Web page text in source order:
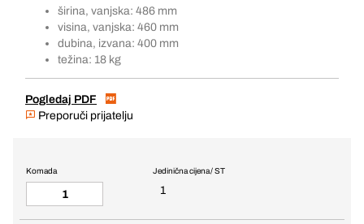
širina, vanjska: 486 mm
visina, vanjska: 460 mm
dubina, izvana: 400 mm
težina: 18 kg
Pogledaj PDF
Preporuči prijatelju
Jedinična cijena / ST
1
Komada